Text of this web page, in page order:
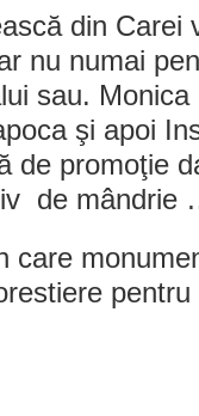
din Carei
nu numai
sau.
şi apoi
de promoţie
de mândrie
care